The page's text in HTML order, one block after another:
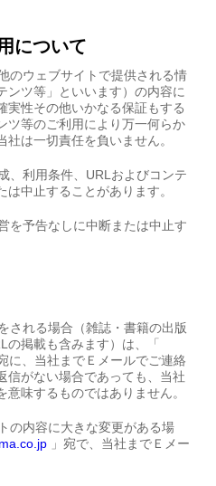
について
のウェブサイトで提供される情
ンツ等」といいます）の内容に
実性その他いかなる保証もする
ツ等のご利用により万一何らか
は一切責任を負いません。
、利用条件、URLおよびコンテ
中止することがあります。
を予告なしに中断または中止す
される場合（雑誌・書籍の出版
の掲載も含みます）は、「
に、当社までＥメールでご連絡
信がない場合であっても、当社
味するものではありません。
の内容に大きな変更がある場
」宛で、当社までＥメー